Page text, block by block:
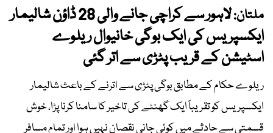
ملتان:
لاہور سے کراچی جانے والی 28 ڈاؤن شالیمار
ایکسپریس کی ایک بوگی خانیوال ریلوے
اسٹیشن کے قریب پٹڑی سے اتر گئی
ریلوے حکام کے مطابق بوگی پٹڑی سے اترنے کے باعث شالیمار
ایکسپریس کو تقریباً ایک گھنٹے کی تاخیر کا سامنا کرنا پڑا، خوش
قسمتی سے حادثے میں کوئی جانی نقصان نہیں ہوا اور تمام مسافر